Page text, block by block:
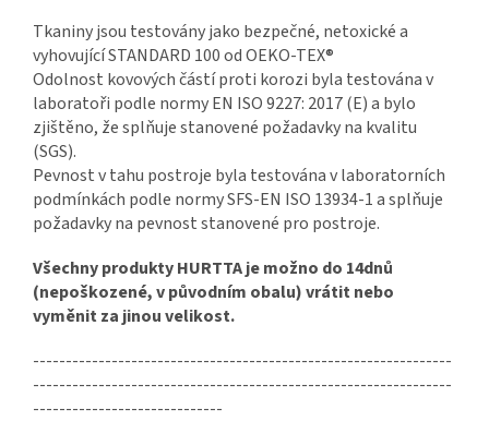
Tkaniny jsou testovány jako bezpečné, netoxické a
vyhovující STANDARD 100 od OEKO-TEX®
Odolnost kovových částí proti korozi byla testována v
laboratoři podle normy EN ISO 9227: 2017 (E) a bylo
zjištěno, že splňuje stanovené požadavky na kvalitu
(SGS).
Pevnost v tahu postroje byla testována v laboratorních
podmínkách podle normy SFS-EN ISO 13934-1 a splňuje
požadavky na pevnost stanovené pro postroje.
Všechny produkty HURTTA je možno do 14dnů
(nepoškozené, v původním obalu) vrátit nebo
vyměnit za jinou velikost.
----------------------------------------------------------------
----------------------------------------------------------------
-----------------------------